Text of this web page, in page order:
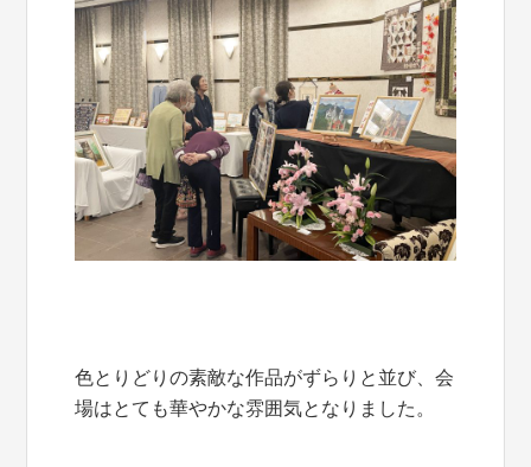
色とりどりの素敵な作品がずらりと並び、会
場はとても華やかな雰囲気となりました。